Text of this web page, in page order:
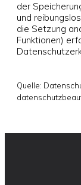
der
und
die Setzung
Funktionen)
Quelle: